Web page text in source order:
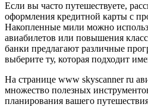
Если вы часто путешествуете,
оформления кредитной карты с
Накопленные мили можно
авиабилетов или повышения
банки предлагают различные
выберите ту, которая подходит
На странице www skyscanner ru
множество полезных
планирования вашего